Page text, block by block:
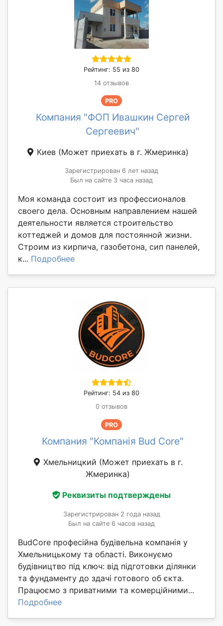
Рейтинг: 55 из 80
14 отзывов
PRO
Компания "ФОП Ивашкин Сергей
Сергеевич"
Киев (Может приехать в г. Жмеринка)
Зарегистрирован 6 лет назад
Был на сайте 3 часа назад
Моя команда состоит из профессионалов
своего дела. Основным направлением нашей
деятельности является строительство
коттеджей и домов для постоянной жизни.
Строим из кирпича, газобетона, сип панелей,
к... Подробнее
Рейтинг: 54 из 80
0 отзывов
PRO
Компания "Компанія Bud Core"
Хмельницкий (Может приехать в г.
Жмеринка)
Реквизиты подтверждены
Зарегистрирован 2 года назад
Был на сайте 6 часов назад
BudCore професійна будівельна компанія у
Хмельницькому та області. Виконуємо
будівництво під ключ: від підготовки ділянки
та фундаменту до здачі готового об єкта.
Працюємо з приватними та комерційними...
Подробнее